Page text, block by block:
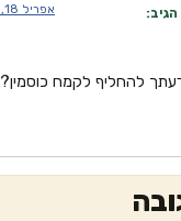
הגיב: אפריל 18, 2020 בשעה 7:25 pm
להחליף לקמח כוסמין?